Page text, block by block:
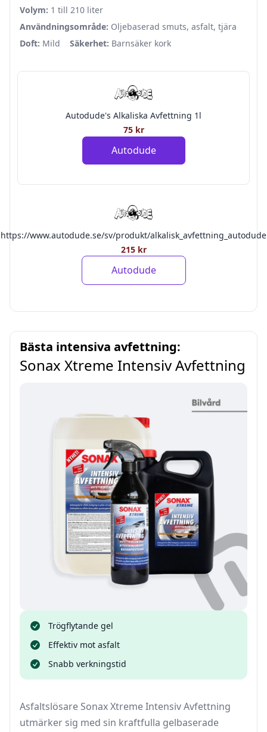
Volym: 1 till 210 liter
Användningsområde: Oljebaserad smuts, asfalt, tjära
Doft: Mild Säkerhet: Barnsäker kork
Autodude's Alkaliska Avfettning 1l
75 kr
Autodude
https://www.autodude.se/sv/produkt/alkalisk_avfettning_autodude
215 kr
Autodude
Bästa intensiva avfettning:
Sonax Xtreme Intensiv Avfettning
Trögflytande gel
Effektiv mot asfalt
Snabb verkningstid
Asfaltslösare Sonax Xtreme Intensiv Avfettning
utmärker sig med sin kraftfulla gelbaserade